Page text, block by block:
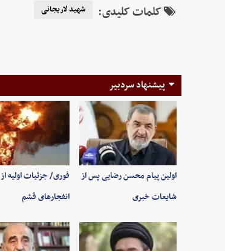
کلمات کلیدی: شهید لاریجانی
پیشنهاد سردبیر
اولین پیام محسن رضایی پس از
شایعات خبری
فوری/ جزئیات اولیه از
انفجارهای قشم